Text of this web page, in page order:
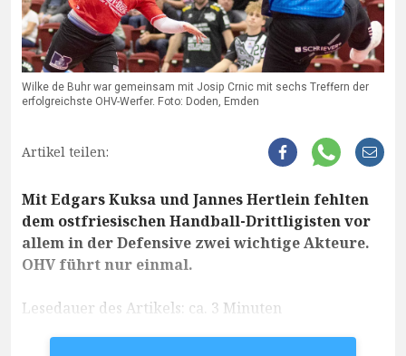
Wilke de Buhr war gemeinsam mit Josip Crnic mit sechs Treffern der
erfolgreichste OHV-Werfer. Foto: Doden, Emden
Artikel teilen:
Mit Edgars Kuksa und Jannes Hertlein fehlten
dem ostfriesischen Handball-Drittligisten vor
allem in der Defensive zwei wichtige Akteure.
OHV führt nur einmal.
Lesedauer des Artikels: ca. 3 Minuten